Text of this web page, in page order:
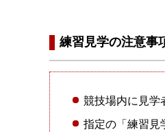
練習見学の注意事
競技場内に見学
指定の「練習見